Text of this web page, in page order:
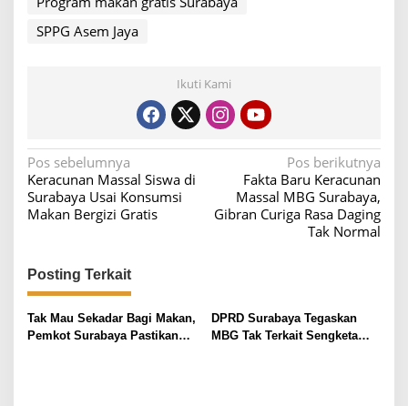
SPPG Asem Jaya
Ikuti Kami
N
a
v
g
a
s
i
Pos sebelumnya
Keracunan Massal Siswa di
Surabaya Usai Konsumsi
Makan Bergizi Gratis
Pos berikutnya
Fakta Baru Keracunan
Massal MBG Surabaya,
Gibran Curiga Rasa Daging
Tak Normal
Posting Terkait
Tak Mau Sekadar Bagi Makan,
Pemkot Surabaya Pastikan
DPRD Surabaya Tegaskan
MBG Tak Terkait Sengketa